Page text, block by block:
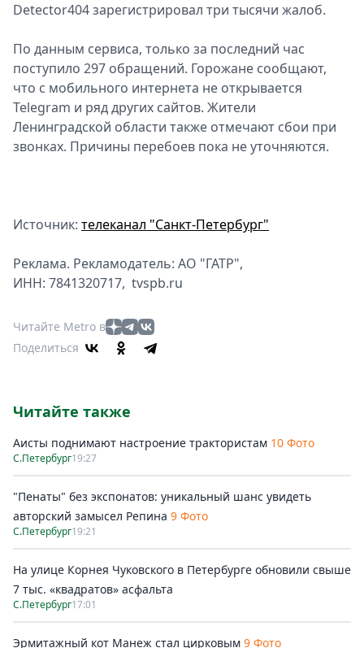
Detector404 зарегистрировал три тысячи жалоб.
По данным сервиса, только за последний час
поступило 297 обращений. Горожане сообщают,
что с мобильного интернета не открывается
Telegram и ряд других сайтов. Жители
Ленинградской области также отмечают сбои при
звонках. Причины перебоев пока не уточняются.
Источник: телеканал "Санкт-Петербург"
Реклама. Рекламодатель: АО "ГАТР",
ИНН: 7841320717, tvspb.ru
Читайте Metro в
Поделиться
Читайте также
Аисты поднимают настроение трактористам 10 Фото
С.Петербург19:27
"Пенаты" без экспонатов: уникальный шанс увидеть
авторский замысел Репина 9 Фото
С.Петербург19:21
На улице Корнея Чуковского в Петербурге обновили свыше
7 тыс. «квадратов» асфальта
С.Петербург17:01
Эрмитажный кот Манеж стал цирковым 9 Фото